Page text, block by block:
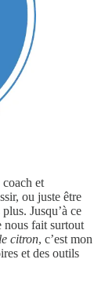
et
ou juste être
Jusqu’à ce
nous fait surtout
citron, c’est mon
et des outils